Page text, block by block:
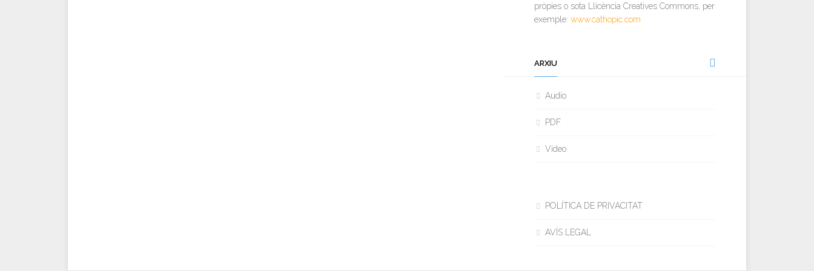
pròpies o sota Llicència Creatives Commons, per
exemple: www.cathopic.com
ARXIU
Audio
PDF
Video
POLÍTICA DE PRIVACITAT
AVÍS LEGAL